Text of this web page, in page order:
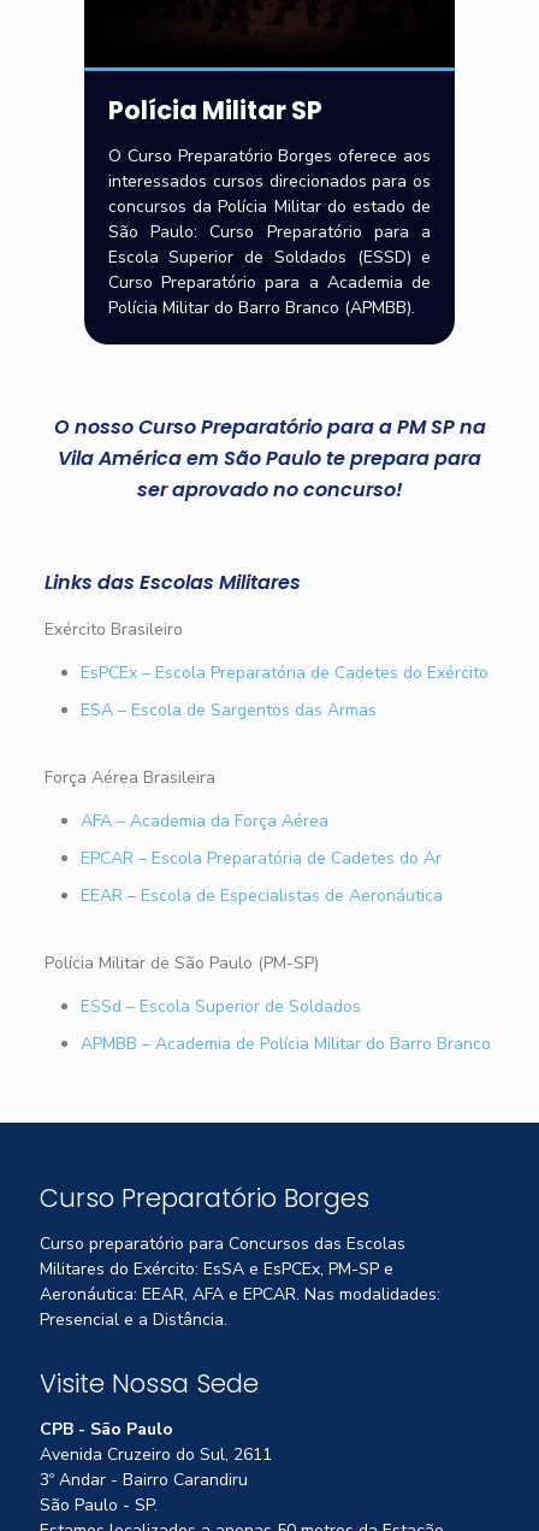
Polícia Militar SP
O Curso Preparatório Borges oferece aos
interessados cursos direcionados para os
concursos da Polícia Militar do estado de
São Paulo: Curso Preparatório para a
Escola Superior de Soldados (ESSD) e
Curso Preparatório para a Academia de
Polícia Militar do Barro Branco (APMBB).
O nosso Curso Preparatório para a PM SP na
Vila América em São Paulo te prepara para
ser aprovado no concurso!
Links das Escolas Militares
Exército Brasileiro
EsPCEx – Escola Preparatória de Cadetes do Exército
ESA – Escola de Sargentos das Armas
Força Aérea Brasileira
AFA – Academia da Força Aérea
EPCAR – Escola Preparatória de Cadetes do Ar
EEAR – Escola de Especialistas de Aeronáutica
Polícia Militar de São Paulo (PM-SP)
ESSd – Escola Superior de Soldados
APMBB – Academia de Polícia Militar do Barro Branco
Curso Preparatório Borges
Curso preparatório para Concursos das Escolas
Militares do Exército: EsSA e EsPCEx, PM-SP e
Aeronáutica: EEAR, AFA e EPCAR. Nas modalidades:
Presencial e a Distância.
Visite Nossa Sede
CPB - São Paulo
Avenida Cruzeiro do Sul, 2611
3º Andar - Bairro Carandiru
São Paulo - SP.